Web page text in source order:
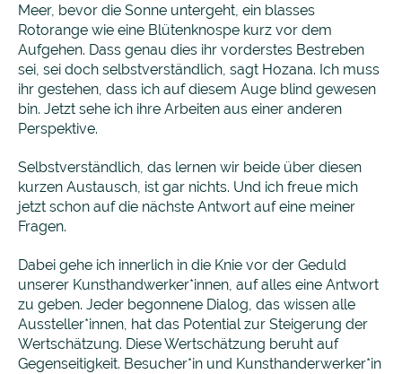
Meer, bevor die Sonne untergeht, ein blasses
Rotorange wie eine Blütenknospe kurz vor dem
Aufgehen. Dass genau dies ihr vorderstes Bestreben
sei, sei doch selbstverständlich, sagt Hozana. Ich muss
ihr gestehen, dass ich auf diesem Auge blind gewesen
bin. Jetzt sehe ich ihre Arbeiten aus einer anderen
Perspektive.
Selbstverständlich, das lernen wir beide über diesen
kurzen Austausch, ist gar nichts. Und ich freue mich
jetzt schon auf die nächste Antwort auf eine meiner
Fragen.
Dabei gehe ich innerlich in die Knie vor der Geduld
unserer Kunsthandwerker*innen, auf alles eine Antwort
zu geben. Jeder begonnene Dialog, das wissen alle
Aussteller*innen, hat das Potential zur Steigerung der
Wertschätzung. Diese Wertschätzung beruht auf
Gegenseitigkeit. Besucher*in und Kunsthanderwerker*in